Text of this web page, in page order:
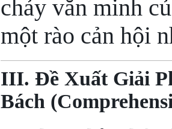
chảy văn minh
một rào cản hội
III. Đề Xuất Giải
Bách